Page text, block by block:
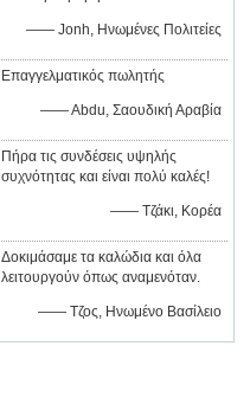
—— Jonh, Ηνωμένες Πολιτείες
Επαγγελματικός πωλητής
—— Abdu, Σαουδική Αραβία
Πήρα τις συνδέσεις υψηλής
συχνότητας και είναι πολύ καλές!
—— Τζάκι, Κορέα
Δοκιμάσαμε τα καλώδια και όλα
λειτουργούν όπως αναμενόταν.
—— Τζος, Ηνωμένο Βασίλειο